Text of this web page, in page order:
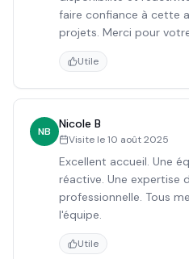
faire confiance à cette
projets. Merci pour
Utile
NB
Nicole B
Visite le10 août 2025
Excellent accueil. Une
réactive. Une expertise
professionnelle. Tous
l'équipe.
Utile